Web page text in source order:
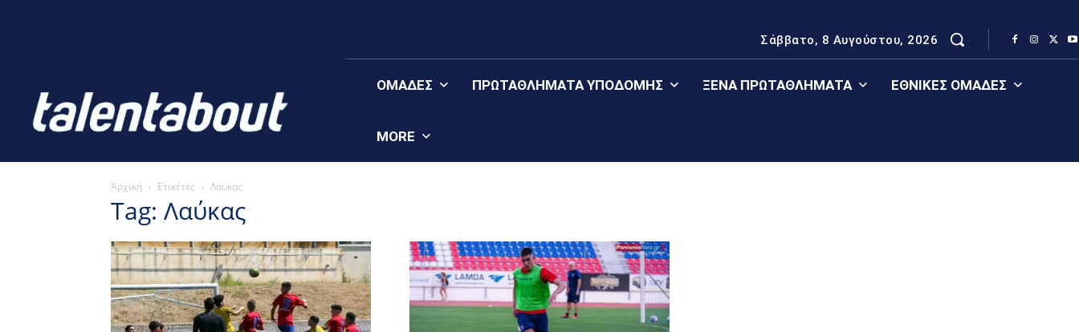
Σάββατο, 8 Αυγούστου, 2026
ΟΜΆΔΕΣ ΠΡΩΤΑΘΛΉΜΑΤΑ YΠΟΔΟΜΉΣ ΞΈΝΑ ΠΡΩΤΑΘΛΉΜΑΤΑ ΕΘΝΙΚΈΣ ΟΜΆΔΕΣ
MORE
Αρχική Ετικέτες Λαύκας
Tag: Λαύκας